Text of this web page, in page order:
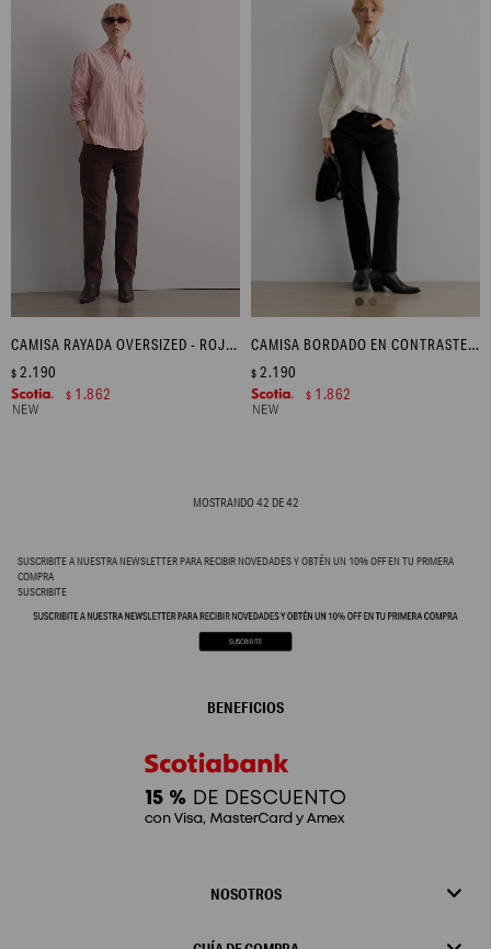
CAMISA RAYADA OVERSIZED - ROJO MELANGE
$ 2.190
$ 1.862
CAMISA BORDADO EN CONTRASTE - BLANCO
$ 2.190
$ 1.862
MOSTRANDO 42 DE42
SUSCRIBITE A NUESTRA NEWSLETTER PARA RECIBIR NOVEDADES Y OBTÉN UN 10% OFF EN TU PRIMERA
COMPRA
SUSCRIBITE
NOSOTROS
BENEFICIOS